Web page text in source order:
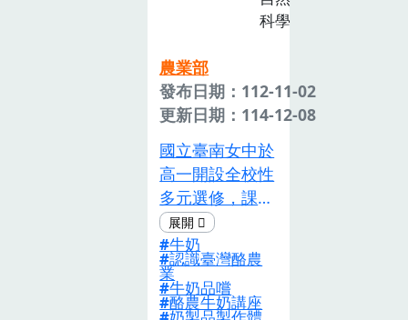
情」以百香果的
多元加工為主，
製作百香果油醋
醬、百香果軟
糖，並擴展至新
興飲食議題 ⸺
運用晶球化原理
製作百香果分子
波波球。主題三
「醜果大翻身」
以提升百香果醜
果果殼的加值運
用，製作百香果
手工皂，引導學
科學
農業部
發布日期：112-11-02
更新日期：114-12-08
國立臺南女中於
高一開設全校性
多元選修，課程
開設方式採彈性
學習週期性課
程，每位學生在
一學期內任選三
牛奶
認識臺灣酪農
業
牛奶品嚐
酪農牛奶講座